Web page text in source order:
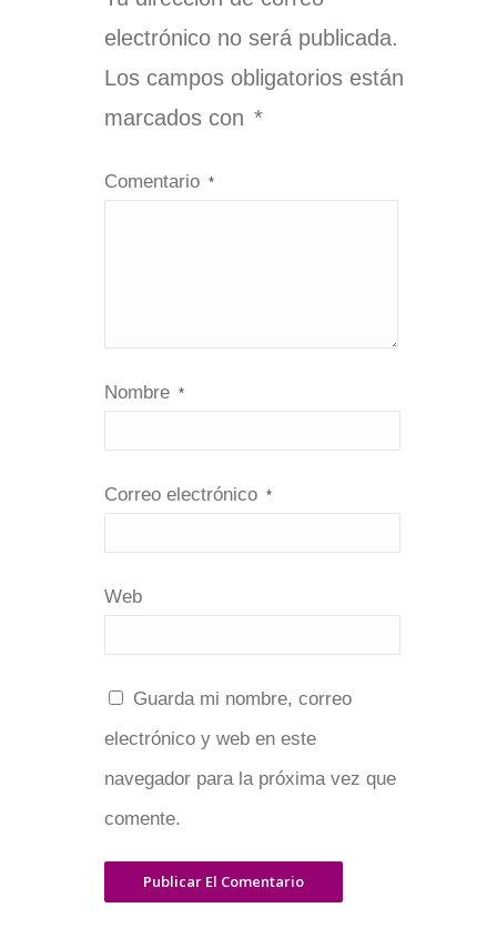
electrónico no será publicada.
Los campos obligatorios están
marcados con *
Comentario *
Nombre *
Correo electrónico *
Web
Guarda mi nombre, correo
electrónico y web en este
navegador para la próxima vez que
comente.